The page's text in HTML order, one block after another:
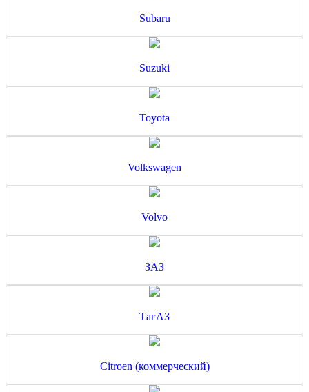
Subaru
Suzuki
Toyota
Volkswagen
Volvo
ЗАЗ
ТагАЗ
Citroen (коммерческий)